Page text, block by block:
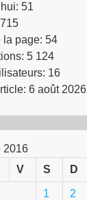
51
la page: 54
5 124
16
6 août 2026
2016
V S D
1 2